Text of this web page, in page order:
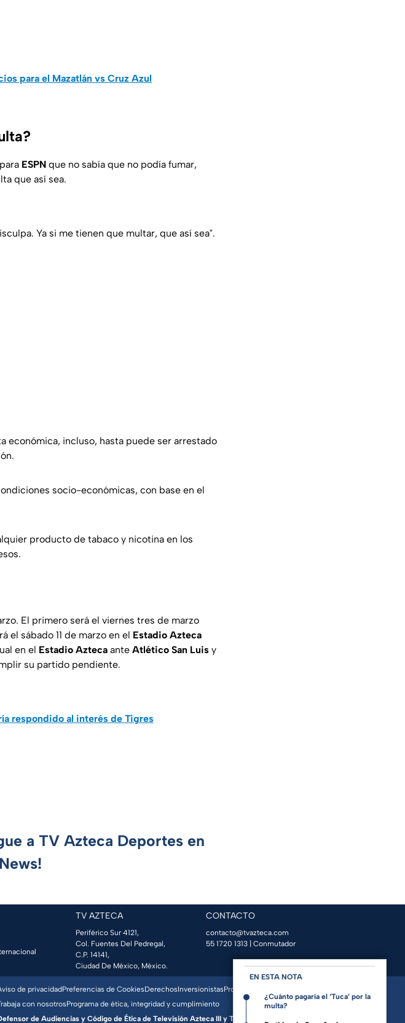
EN ESTA NOTA
¿Cuánto pagaría el ‘Tuca’ por la
multa?
para el Mazatlán vs Cruz Azul
ESPN que no sabía que no podía fumar,
que así sea.
Ya si me tienen que multar, que así sea".
económica, incluso, hasta puede ser arrestado
socio-económicas, con base en el
producto de tabaco y nicotina en los
El primero será el viernes tres de marzo
el sábado 11 de marzo en el Estadio Azteca
en el Estadio Azteca ante Atlético San Luis y
su partido pendiente.
respondido al interés de Tigres
a TV Azteca Deportes en
TV AZTECA
Periférico Sur 4121,
Col. Fuentes Del Pedregal,
C.P. 14141,
Ciudad De México, México.
CONTACTO
contacto@tvazteca.com
55 1720 1313 | Conmutador
de privacidadPreferencias de CookiesDerechosInversionistasPromo Espacio
con nosotrosPrograma de ética, integridad y cumplimiento
de Audiencias y Código de Ética de Televisión Azteca III y Televisora del Valle de